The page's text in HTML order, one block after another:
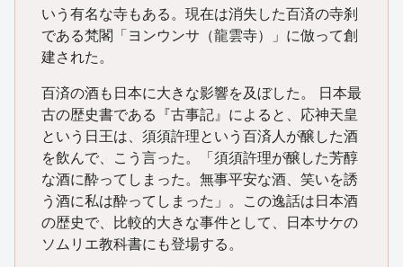
いう有名な寺もある。現在は消失した百済の寺刹
である梵閣「ヨンウンサ（龍雲寺）」に倣って創
建された。
百済の酒も日本に大きな影響を及ぼした。 日本最
古の歴史書である『古事記』によると、応神天皇
という日王は、須須許理という百済人が醸した酒
を飲んで、こう言った。「須須許理が醸した芳醇
な酒に酔ってしまった。無事平安な酒、笑いを誘
う酒に私は酔ってしまった」。この逸話は日本酒
の歴史で、比較的大きな事件として、日本サケの
ソムリエ教科書にも登場する。